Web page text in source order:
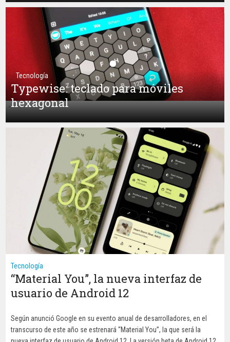
Tecnología
Typewise: teclado para móviles
hexagonal
Tecnología
“Material You”, la nueva interfaz de
usuario de Android 12
Según anunció Google en su evento anual de desarrolladores, en el
transcurso de este año se estrenará “Material You”, la que será la